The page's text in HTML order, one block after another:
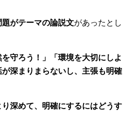
がテーマの論説文があったとし
守ろう！」「環境を大切にしよ
深まりまらないし、主張も明確
深めて、明確にするにはどうす